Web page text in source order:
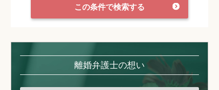
この条件で検索する
離婚弁護士の想い